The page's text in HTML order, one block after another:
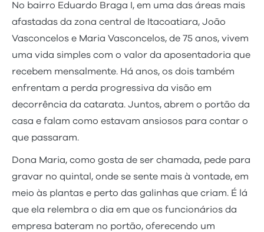
No bairro Eduardo Braga I, em uma das áreas mais
afastadas da zona central de Itacoatiara, João
Vasconcelos e Maria Vasconcelos, de 75 anos, vivem
uma vida simples com o valor da aposentadoria que
recebem mensalmente. Há anos, os dois também
enfrentam a perda progressiva da visão em
decorrência da catarata. Juntos, abrem o portão da
casa e falam como estavam ansiosos para contar o
que passaram.
Dona Maria, como gosta de ser chamada, pede para
gravar no quintal, onde se sente mais à vontade, em
meio às plantas e perto das galinhas que criam. É lá
que ela relembra o dia em que os funcionários da
empresa bateram no portão, oferecendo um